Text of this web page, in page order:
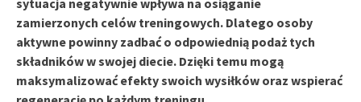
zamierzonych celów treningowych. Dlatego osoby
aktywne powinny zadbać o odpowiednią podaż tych
składników w swojej diecie. Dzięki temu mogą
maksymalizować efekty swoich wysiłków oraz wspierać